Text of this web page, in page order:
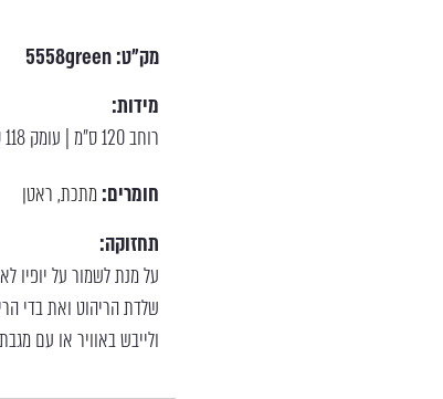
מק"ט:5558green
מידות:
רוחב 120 ס"מ | עומק 118 ס"מ | גובה 184 ס"מ | בסיס בקוטר 120 ס"מ
חומרים: מתכת, ראטן
תחזוקה:
על מנת לשמור על יופיו
שלדת הריהוט ואת בדי
ולייבש באוויר או עם